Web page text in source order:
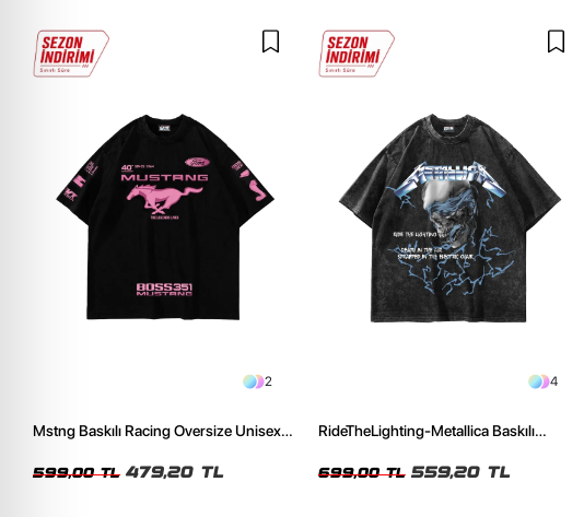
2
Mstng Baskılı Racing Oversize Unisex
599,00 TL 479,20 TL
4
RideTheLighting-Metallica Baskılı
699,00 TL 559,20 TL